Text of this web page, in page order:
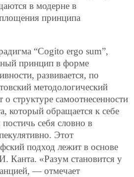
в модерне в
принципа
“Cogito ergo sum”,
принцип в форме
развивается, по
методологический
о структуре самоотнесенности
который обращается к себе
себя словно в
Этот
подход лежит в основе
Канта. «Разум становится у
— отмечает